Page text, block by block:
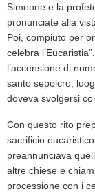
Simeone e la
pronunciate alla
Poi, compiuto per
celebra
l’accensione di
santo sepolcro,
doveva svolgersi
Con questo rito
sacrificio
preannunciava
altre chiese e
processione con i